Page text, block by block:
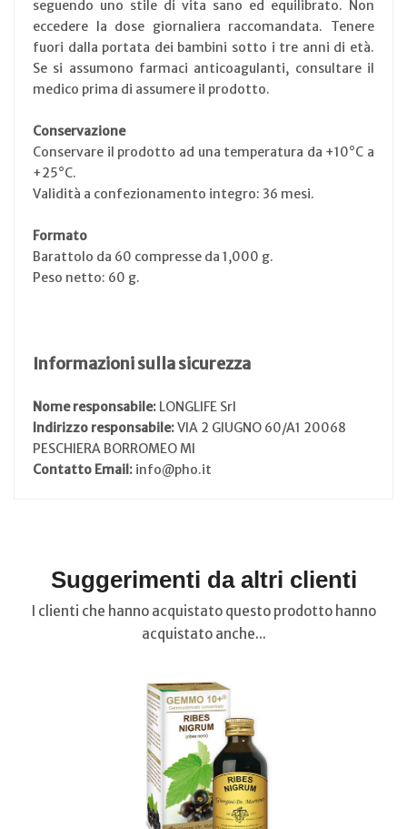
seguendo uno stile di vita sano ed equilibrato. Non
eccedere la dose giornaliera raccomandata. Tenere
fuori dalla portata dei bambini sotto i tre anni di età.
Se si assumono farmaci anticoagulanti, consultare il
medico prima di assumere il prodotto.
Conservazione
Conservare il prodotto ad una temperatura da +10°C a
+25°C.
Validità a confezionamento integro: 36 mesi.
Formato
Barattolo da 60 compresse da 1,000 g.
Peso netto: 60 g.
Informazioni sulla sicurezza
Nome responsabile: LONGLIFE Srl
Indirizzo responsabile:VIA 2 GIUGNO 60/A1 20068
PESCHIERA BORROMEO MI
Contatto Email: info@pho.it
Suggerimenti da altri clienti
I clienti che hanno acquistato questo prodotto hanno
acquistato anche...